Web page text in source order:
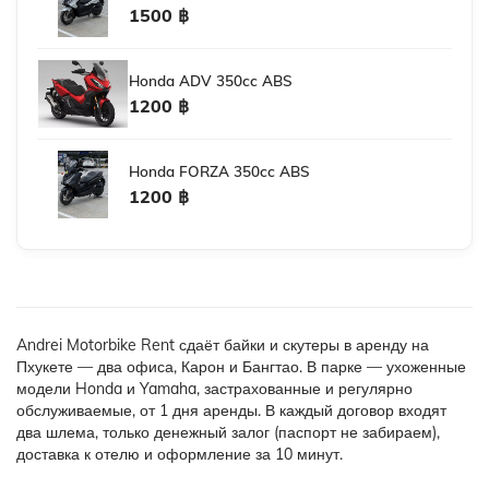
1500 ฿
Honda ADV 350cc ABS
1200 ฿
Honda FORZA 350cc ABS
1200 ฿
Andrei Motorbike Rent сдаёт байки и скутеры в аренду на
Пхукете — два офиса, Карон и Бангтао. В парке — ухоженные
модели Honda и Yamaha, застрахованные и регулярно
обслуживаемые, от 1 дня аренды. В каждый договор входят
два шлема, только денежный залог (паспорт не забираем),
доставка к отелю и оформление за 10 минут.